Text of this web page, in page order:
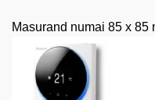
Masurand numai 85 x 85